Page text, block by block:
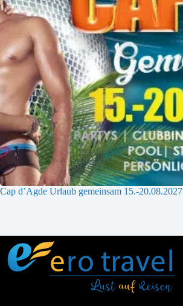
Cap d’Agde Urlaub gemeinsam 15.-20.08.2027